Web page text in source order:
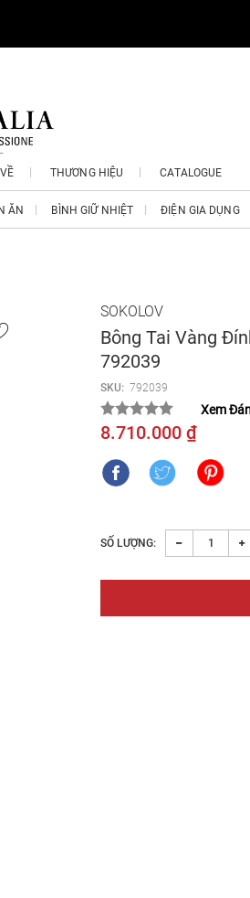
THƯƠNG HIỆU CATALOGUE
ĂN BÌNH GIỮ NHIỆT ĐIỆN GIA DỤNG
SOKOLOV
Bông Tai Vàng
792039
SKU: 792039
Xem
8.710.000 ₫
SỐ LƯỢNG: